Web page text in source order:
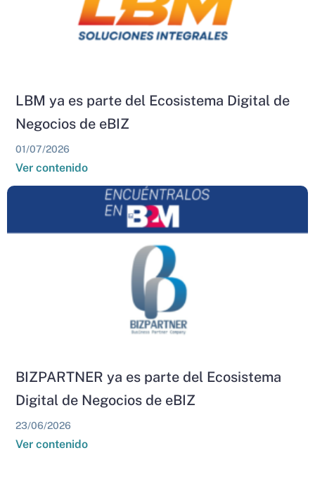
LBM ya es parte del Ecosistema Digital de
Negocios de eBIZ
01/07/2026
Ver contenido
BIZPARTNER ya es parte del Ecosistema
Digital de Negocios de eBIZ
23/06/2026
Ver contenido